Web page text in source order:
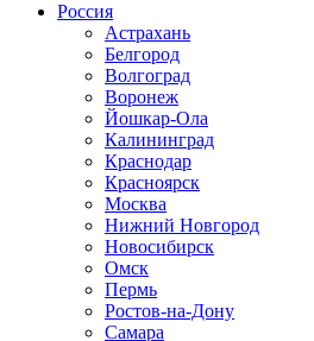
Россия
Астрахань
Белгород
Волгоград
Воронеж
Йошкар-Ола
Калининград
Краснодар
Красноярск
Москва
Нижний Новгород
Новосибирск
Омск
Пермь
Ростов-на-Дону
Самара